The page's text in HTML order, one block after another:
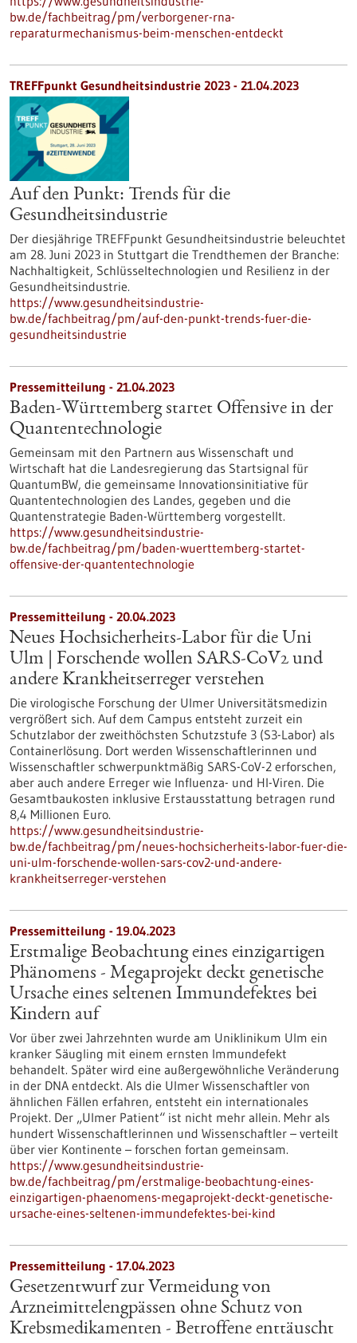
bw.de/fachbeitrag/pm/verborgener-rna-
reparaturmechanismus-beim-menschen-entdeckt
TREFFpunkt Gesundheitsindustrie 2023 - 21.04.2023
Auf den Punkt: Trends für die
Gesundheitsindustrie
Der diesjährige TREFFpunkt Gesundheitsindustrie beleuchtet
am 28. Juni 2023 in Stuttgart die Trendthemen der Branche:
Nachhaltigkeit, Schlüsseltechnologien und Resilienz in der
Gesundheitsindustrie.
https://www.gesundheitsindustrie-
bw.de/fachbeitrag/pm/auf-den-punkt-trends-fuer-die-
gesundheitsindustrie
Pressemitteilung - 21.04.2023
Baden-Württemberg startet Offensive in der
Quantentechnologie
Gemeinsam mit den Partnern aus Wissenschaft und
Wirtschaft hat die Landesregierung das Startsignal für
QuantumBW, die gemeinsame Innovationsinitiative für
Quantentechnologien des Landes, gegeben und die
Quantenstrategie Baden-Württemberg vorgestellt.
https://www.gesundheitsindustrie-
bw.de/fachbeitrag/pm/baden-wuerttemberg-startet-
offensive-der-quantentechnologie
Pressemitteilung - 20.04.2023
Neues Hochsicherheits-Labor für die Uni
Ulm | Forschende wollen SARS-CoV2 und
andere Krankheitserreger verstehen
Die virologische Forschung der Ulmer Universitätsmedizin
vergrößert sich. Auf dem Campus entsteht zurzeit ein
Schutzlabor der zweithöchsten Schutzstufe 3 (S3-Labor) als
Containerlösung. Dort werden Wissenschaftlerinnen und
Wissenschaftler schwerpunktmäßig SARS-CoV-2 erforschen,
aber auch andere Erreger wie Influenza- und HI-Viren. Die
Gesamtbaukosten inklusive Erstausstattung betragen rund
8,4 Millionen Euro.
https://www.gesundheitsindustrie-
bw.de/fachbeitrag/pm/neues-hochsicherheits-labor-fuer-die-
uni-ulm-forschende-wollen-sars-cov2-und-andere-
krankheitserreger-verstehen
Pressemitteilung - 19.04.2023
Erstmalige Beobachtung eines einzigartigen
Phänomens - Megaprojekt deckt genetische
Ursache eines seltenen Immundefektes bei
Kindern auf
Vor über zwei Jahrzehnten wurde am Uniklinikum Ulm ein
kranker Säugling mit einem ernsten Immundefekt
behandelt. Später wird eine außergewöhnliche Veränderung
in der DNA entdeckt. Als die Ulmer Wissenschaftler von
ähnlichen Fällen erfahren, entsteht ein internationales
Projekt. Der „Ulmer Patient“ ist nicht mehr allein. Mehr als
hundert Wissenschaftlerinnen und Wissenschaftler – verteilt
über vier Kontinente – forschen fortan gemeinsam.
https://www.gesundheitsindustrie-
bw.de/fachbeitrag/pm/erstmalige-beobachtung-eines-
einzigartigen-phaenomens-megaprojekt-deckt-genetische-
ursache-eines-seltenen-immundefektes-bei-kind
Pressemitteilung - 17.04.2023
Gesetzentwurf zur Vermeidung von
Arzneimittelengpässen ohne Schutz von
Krebsmedikamenten - Betroffene enttäuscht